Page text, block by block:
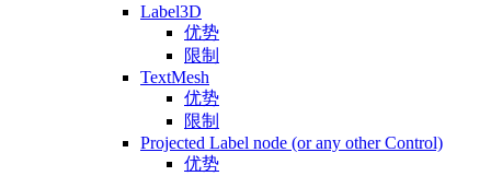
Label3D
优势
限制
TextMesh
优势
限制
Projected Label node (or any other Control)
优势